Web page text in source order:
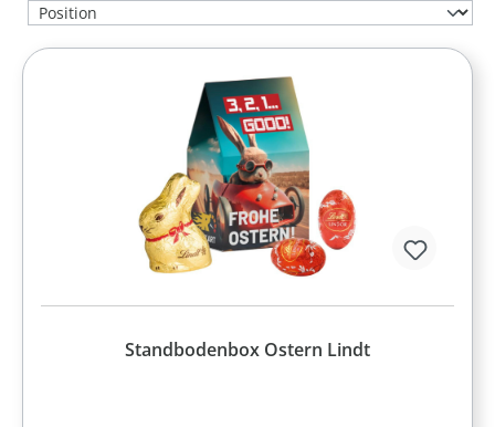
Standbodenbox Ostern Lindt